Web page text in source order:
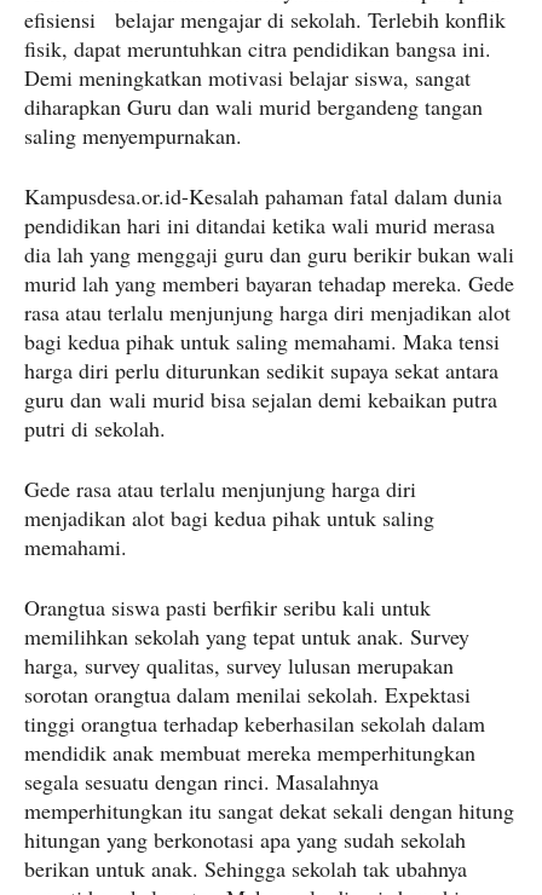
efisiensi belajar mengajar di sekolah. Terlebih konflik
fisik, dapat meruntuhkan citra pendidikan bangsa ini.
Demi meningkatkan motivasi belajar siswa, sangat
diharapkan Guru dan wali murid bergandeng tangan
saling menyempurnakan.
Kampusdesa.or.id-Kesalah pahaman fatal dalam dunia
pendidikan hari ini ditandai ketika wali murid merasa
dia lah yang menggaji guru dan guru berikir bukan wali
murid lah yang memberi bayaran tehadap mereka. Gede
rasa atau terlalu menjunjung harga diri menjadikan alot
bagi kedua pihak untuk saling memahami. Maka tensi
harga diri perlu diturunkan sedikit supaya sekat antara
guru dan wali murid bisa sejalan demi kebaikan putra
putri di sekolah.
Gede rasa atau terlalu menjunjung harga diri
menjadikan alot bagi kedua pihak untuk saling
memahami.
Orangtua siswa pasti berfikir seribu kali untuk
memilihkan sekolah yang tepat untuk anak. Survey
harga, survey qualitas, survey lulusan merupakan
sorotan orangtua dalam menilai sekolah. Expektasi
tinggi orangtua terhadap keberhasilan sekolah dalam
mendidik anak membuat mereka memperhitungkan
segala sesuatu dengan rinci. Masalahnya
memperhitungkan itu sangat dekat sekali dengan hitung
hitungan yang berkonotasi apa yang sudah sekolah
berikan untuk anak. Sehingga sekolah tak ubahnya